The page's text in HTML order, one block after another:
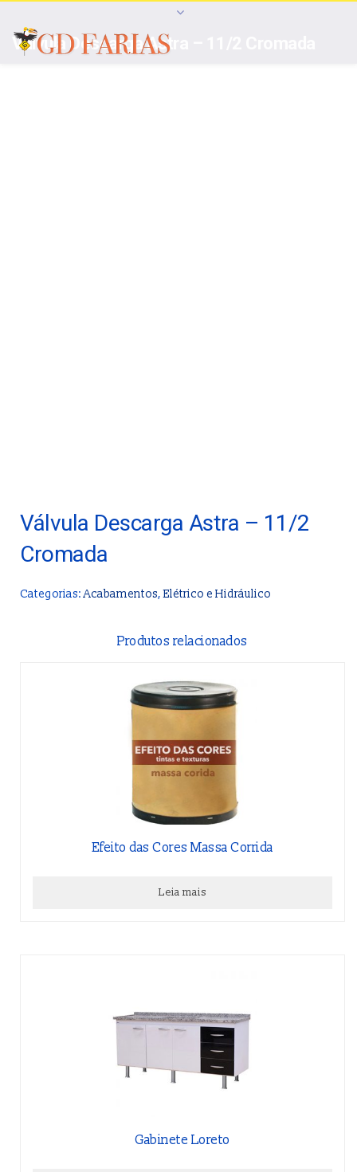
Válvula Descarga Astra – 11/2 Cromada
Válvula Descarga Astra – 11/2
Cromada
Categorias:Acabamentos,Elétrico e Hidráulico
Produtos relacionados
Efeito das Cores Massa Corrida
Leia mais
Gabinete Loreto